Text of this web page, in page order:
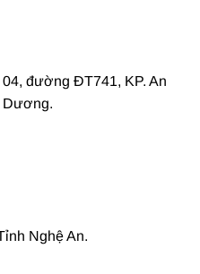
đường ĐT741, KP. An
Dương.
Nghệ An.